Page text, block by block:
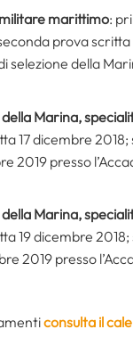
marittimo:
prova scritta
selezione della
Marina,
17 dicembre
2019 presso
Marina,
19 dicembre
2019 presso
consulta il